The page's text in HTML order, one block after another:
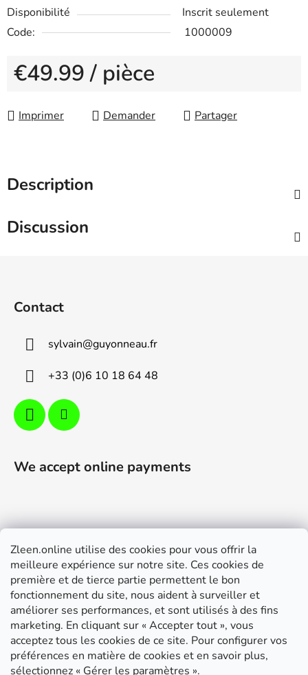
Zleen.online utilise des cookies pour vous offrir la
meilleure expérience sur notre site. Ces cookies de
première et de tierce partie permettent le bon
fonctionnement du site, nous aident à surveiller et
améliorer ses performances, et sont utilisés à des fins
marketing. En cliquant sur « Accepter tout », vous
acceptez tous les cookies de ce site. Pour configurer vos
préférences en matière de cookies et en savoir plus,
sélectionnez « Gérer les paramètres ».
Disponibilité
Inscrit seulement
Code:
1000009
€49.99/ pièce
Imprimer
Demander Partager
Description
Discussion
Contact
sylvain@guyonneau.fr
+33 (0)6 10 18 64 48
We accept online payments
Support
Modalités de livraison et paiement
Conditions générales de ventes
RGPD
Instructions de montage